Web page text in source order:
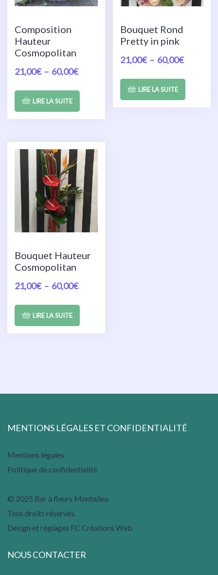
Composition
Hauteur
Cosmopolitan
21,00€ – 60,00€
LIRE LA SUITE
Bouquet Rond
Pretty in pink
21,00€ – 60,00€
LIRE LA SUITE
Bouquet Hauteur
Cosmopolitan
21,00€ – 60,00€
LIRE LA SUITE
MENTIONS LÉGALES ET CONFIDENTIALITÉ
Mentions légales
Politique de confidentialité
© 2025 Bar à fleurs Montalieu
Tous droits réservés.
Design et réglages FC Créations Web
NOUS CONTACTER